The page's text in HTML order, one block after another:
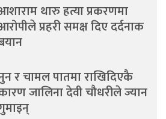
थारु हत्या प्रकरणमा
प्रहरी समक्ष दिए दर्दनाक
र चामल पातमा राखिदिएकै
जालिना देवी चौधरीले ज्यान